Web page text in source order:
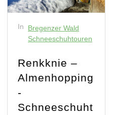
In
Bregenzer Wald
Schneeschuhtouren
Renkknie –
Almenhopping
-
Schneeschuht